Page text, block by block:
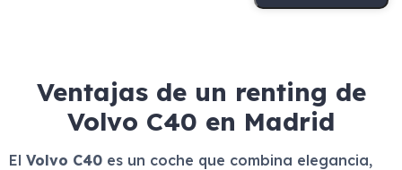
Ventajas de un renting de
Volvo C40 en Madrid
El Volvo C40 es un coche que combina elegancia,